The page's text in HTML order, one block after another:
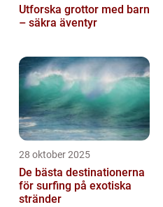
Utforska grottor med barn
– säkra äventyr
28 oktober 2025
De bästa destinationerna
för surfing på exotiska
stränder